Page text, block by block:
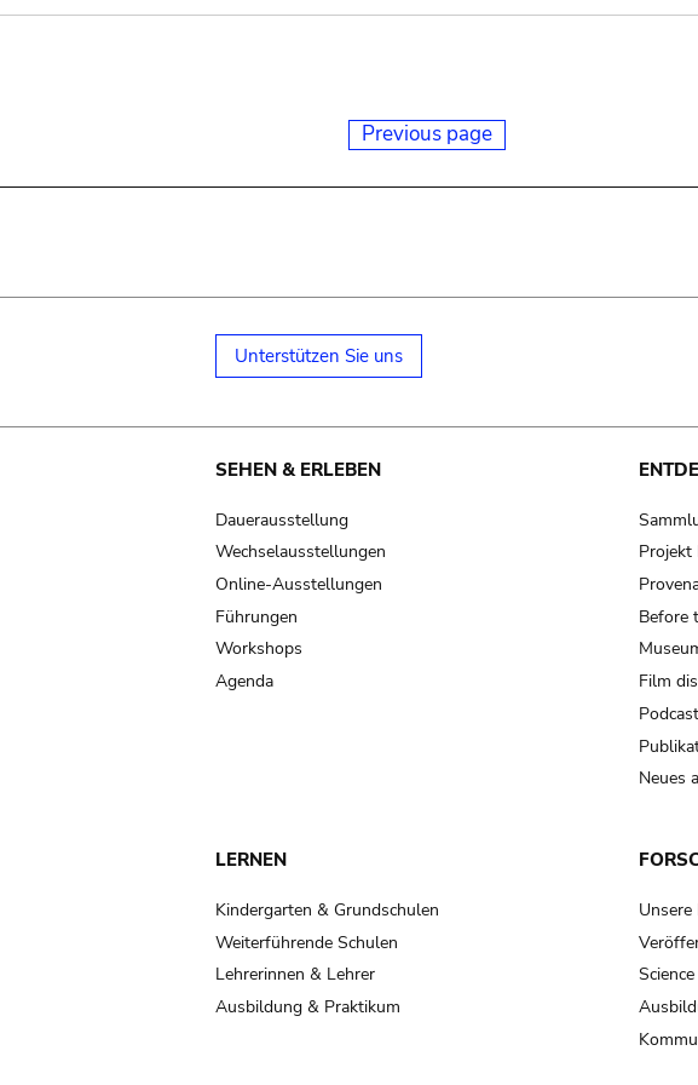
Previous page
Unterstützen Sie uns
SEHEN & ERLEBEN
Dauerausstellung
Wechselausstellungen
Online-Ausstellungen
Führungen
Workshops
Agenda
Projekt
Before
Film
Neues
LERNEN
Kindergarten & Grundschulen
Weiterführende Schulen
Lehrerinnen & Lehrer
Ausbildung & Praktikum